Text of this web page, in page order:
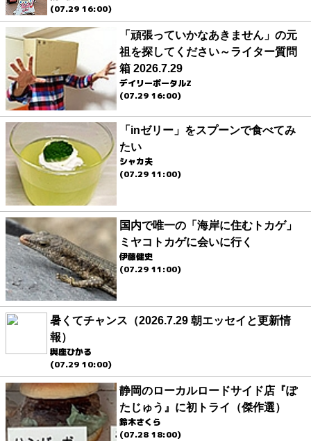
(07.29 16:00)
「頑張っていかなあきません」の元
祖を探してください～ライター質問
箱 2026.7.29
デイリーポータルZ
(07.29 16:00)
「inゼリー」をスプーンで食べてみ
たい
シャカ夫
(07.29 11:00)
国内で唯一の「海岸に住むトカゲ」
ミヤコトカゲに会いに行く
伊藤健史
(07.29 11:00)
暑くてチャンス（2026.7.29 朝エッセイと更新情
報）
與座ひかる
(07.29 10:00)
静岡のローカルロードサイド店『ぽ
たじゅう』に初トライ（傑作選）
鈴木さくら
(07.28 18:00)